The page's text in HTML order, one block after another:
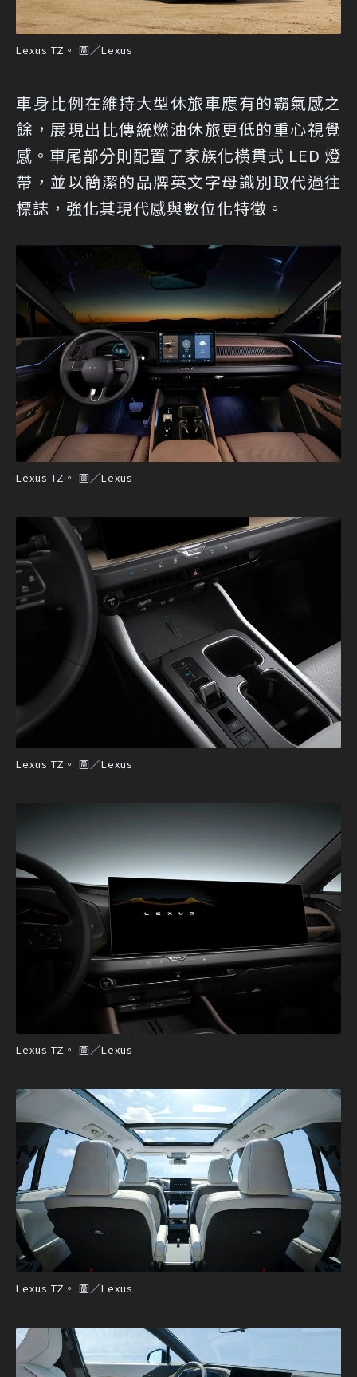
Lexus TZ。 圖／Lexus
車身比例在維持大型休旅車應有的霸氣感之
餘，展現出比傳統燃油休旅更低的重心視覺
感。車尾部分則配置了家族化橫貫式 LED 燈
帶，並以簡潔的品牌英文字母識別取代過往
標誌，強化其現代感與數位化特徵。
Lexus TZ。 圖／Lexus
Lexus TZ。 圖／Lexus
Lexus TZ。 圖／Lexus
Lexus TZ。 圖／Lexus